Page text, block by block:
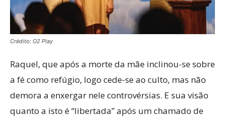
Crédito: O2 Play
Raquel, que após a morte da mãe inclinou-se sobre
a fé como refúgio, logo cede-se ao culto, mas não
demora a enxergar nele controvérsias. E sua visão
quanto a isto é “libertada” após um chamado de